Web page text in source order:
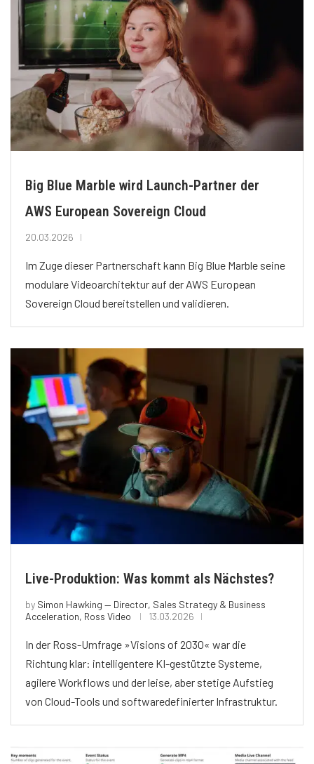
Big Blue Marble wird Launch-Partner der
AWS European Sovereign Cloud
20.03.2026
Im Zuge dieser Partnerschaft kann Big Blue Marble seine
modulare Videoarchitektur auf der AWS European
Sovereign Cloud bereitstellen und validieren.
Live-Produktion: Was kommt als Nächstes?
by Simon Hawking — Director, Sales Strategy & Business
Acceleration, Ross Video
13.03.2026
In der Ross-Umfrage »Visions of 2030« war die
Richtung klar: intelligentere KI-gestützte Systeme,
agilere Workflows und der leise, aber stetige Aufstieg
von Cloud-Tools und softwaredefinierter Infrastruktur.